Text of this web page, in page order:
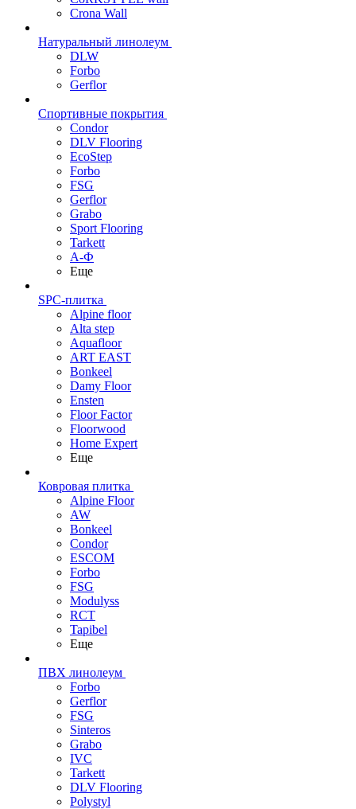
Crona Wall
Натуральный линолеум
DLW
Forbo
Gerflor
Спортивные покрытия
Condor
DLV Flooring
EcoStep
Forbo
FSG
Gerflor
Grabo
Sport Flooring
Tarkett
А-Ф
Еще
SPC-плитка
Alpine floor
Alta step
Aquafloor
ART EAST
Bonkeel
Damy Floor
Ensten
Floor Factor
Floorwood
Home Expert
Еще
Ковровая плитка
Alpine Floor
AW
Bonkeel
Condor
ESCOM
Forbo
FSG
Modulyss
RCT
Tapibel
Еще
ПВХ линолеум
Forbo
Gerflor
FSG
Sinteros
Grabo
IVC
Tarkett
DLV Flooring
Polystyl